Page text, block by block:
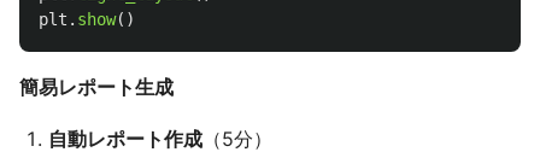
plt . show()
簡易レポート生成
自動レポート作成 （5分）